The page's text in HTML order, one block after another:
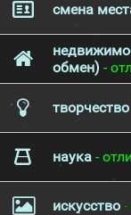
смена
обмен) -
творчество
наука -
искусство